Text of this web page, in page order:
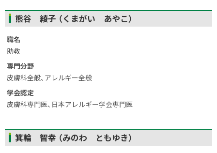
ト
ッ
プ
に
戻
る
熊谷 綾子 （くまがい あやこ）
職名
助教
専門分野
皮膚科全般、アレルギー全般
学会認定
皮膚科専門医、日本アレルギー学会専門医
ト
ッ
箕輪 智幸 （みのわ ともゆき）